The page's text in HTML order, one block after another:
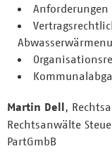
Martin Dell,
Rechtsanwälte
PartGmbB